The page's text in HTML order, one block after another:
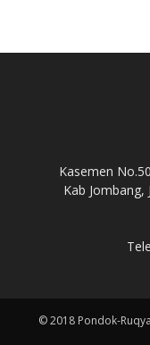
Kasemen
Kab
© 2018 Pondok-